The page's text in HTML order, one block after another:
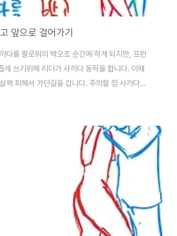
앞으로 걸어가기
다를 팔로워의 백오쵸 순간에 하게 되지만, 프런
게 쓰기위해 리더가 사까다 동작을 합니다. 이때
짝 피해서 가던길을 갑니다. 주의할 점 사까다가
을 뒤에 놔두고 팔로워가 지나갈 공간을 확보합